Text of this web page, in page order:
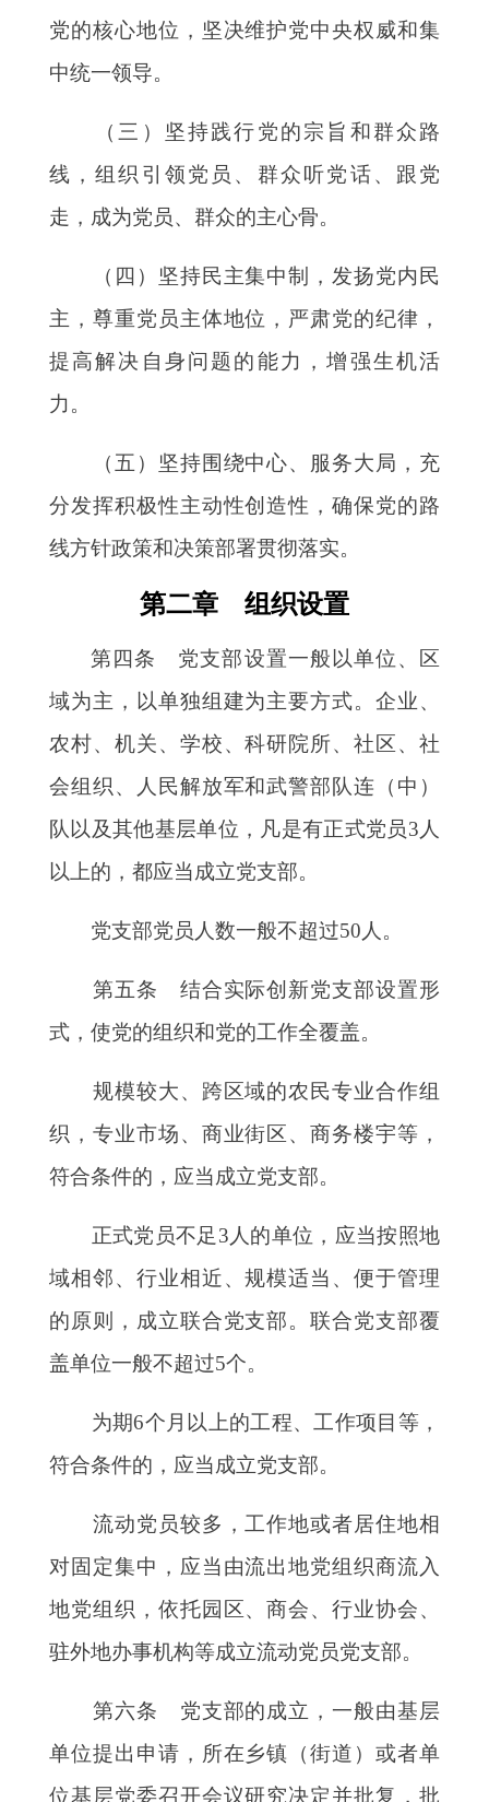
党的核心地位，坚决维护党中央权威和集
中统一领导。
（三）坚持践行党的宗旨和群众路
线，组织引领党员、群众听党话、跟党
走，成为党员、群众的主心骨。
（四）坚持民主集中制，发扬党内民
主，尊重党员主体地位，严肃党的纪律，
提高解决自身问题的能力，增强生机活
力。
（五）坚持围绕中心、服务大局，充
分发挥积极性主动性创造性，确保党的路
线方针政策和决策部署贯彻落实。
第二章 组织设置
第四条 党支部设置一般以单位、区
域为主，以单独组建为主要方式。企业、
农村、机关、学校、科研院所、社区、社
会组织、人民解放军和武警部队连（中）
队以及其他基层单位，凡是有正式党员3人
以上的，都应当成立党支部。
党支部党员人数一般不超过50人。
第五条 结合实际创新党支部设置形
式，使党的组织和党的工作全覆盖。
规模较大、跨区域的农民专业合作组
织，专业市场、商业街区、商务楼宇等，
符合条件的，应当成立党支部。
正式党员不足 3人的单位，应当按照地
域相邻、行业相近、规模适当、便于管理
的原则，成立联合党支部。联合党支部覆
盖单位一般不超过5个。
为期6个月以上的工程、工作项目等，
符合条件的，应当成立党支部。
流动党员较多，工作地或者居住地相
对固定集中，应当由流出地党组织商流入
地党组织，依托园区、商会、行业协会、
驻外地办事机构等成立流动党员党支部。
第六条 党支部的成立，一般由基层
单位提出申请，所在乡镇（街道）或者单
位基层党委召开会议研究决定并批复，批